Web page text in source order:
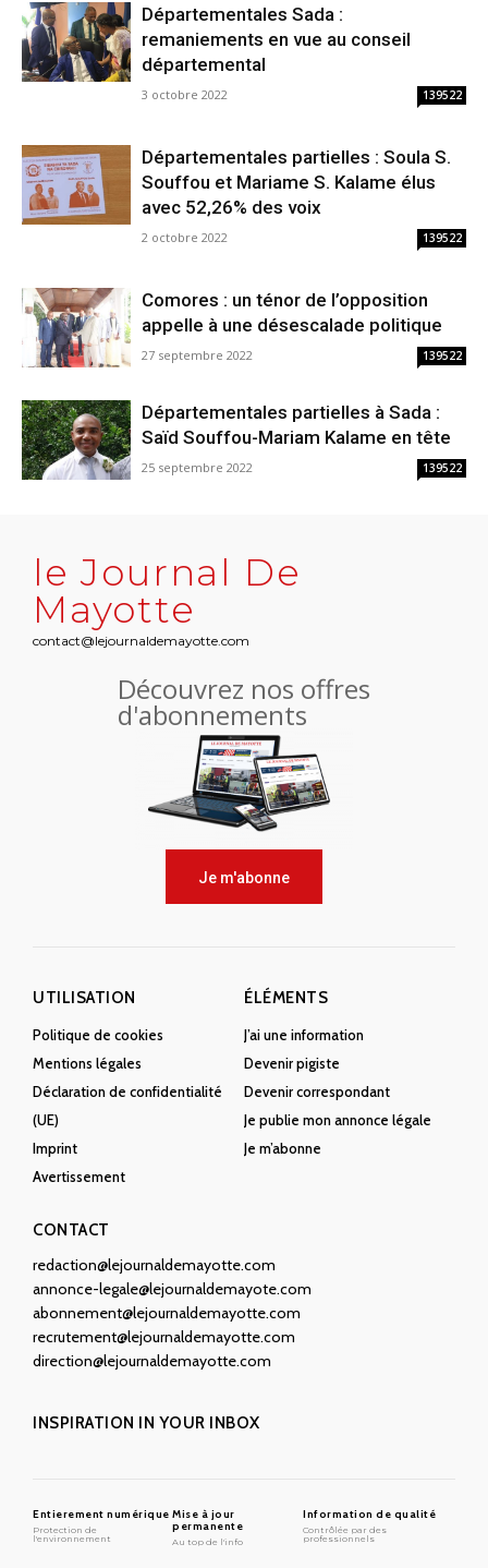
Départementales Sada :
remaniements en vue au conseil
départemental
3 octobre 2022 139522
Départementales partielles : Soula S.
Souffou et Mariame S. Kalame élus
avec 52,26% des voix
2 octobre 2022 139522
Comores : un ténor de l’opposition
appelle à une désescalade politique
27 septembre 2022 139522
Départementales partielles à Sada :
Saïd Souffou-Mariam Kalame en tête
25 septembre 2022 139522
le Journal De
Mayotte
contact@lejournaldemayotte.com
Découvrez nos offres
d'abonnements
Je m'abonne
UTILISATION
Politique de cookies
Mentions légales
Déclaration de confidentialité
(UE)
Imprint
Avertissement
ÉLÉMENTS
J’ai une information
Devenir pigiste
Devenir correspondant
Je publie mon annonce légale
Je m’abonne
CONTACT
redaction@lejournaldemayotte.com
annonce-legale@lejournaldemayote.com
abonnement@lejournaldemayotte.com
recrutement@lejournaldemayotte.com
direction@lejournaldemayotte.com
INSPIRATION IN YOUR INBOX
Entierement numérique
Protection de
l'environnement
Mise à jour
permanente
Au top de l'info
Information de qualité
Contrôlée par des
professionnels